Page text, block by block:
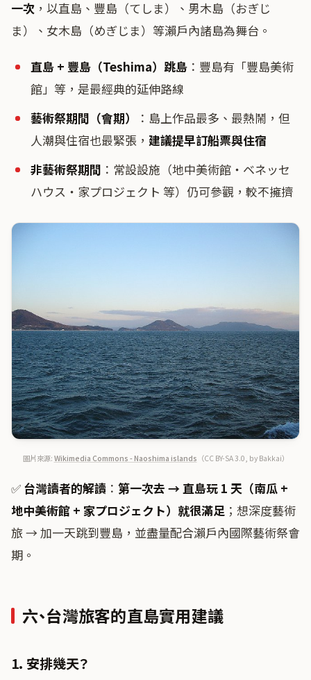
一次 ，以直島、豐島（てしま）、男木島（おぎじ
ま）、女木島（めぎじま）等瀨戶內諸島為舞台。
直島 + 豐島（Teshima）跳島 ：豐島有「豐島美術
館」等，是最經典的延伸路線
藝術祭期間（會期）
：島上作品最多、最熱鬧，但
人潮與住宿也最緊張， 建議提早訂船票與住宿
非藝術祭期間 ：常設設施（地中美術館・ベネッセ
ハウス・家プロジェクト 等）仍可參觀，較不擁擠
圖片來源: Wikimedia Commons - Naoshima islands （CC BY-SA 3.0, by Bakkai）
✅ 台灣讀者的解讀 ： 第一次去 → 直島玩 1 天（南瓜 +
地中美術館 + 家プロジェクト）就很滿足 ；想深度藝術
旅 → 加一天跳到豐島，並盡量配合瀨戶內國際藝術祭會
期。
六、台灣旅客的直島實用建議
1. 安排幾天？